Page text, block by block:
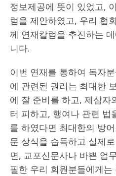
정보제공에 뜻이 있었고,
럼을 제안하였고, 우리 협
께 연재칼럼을 추진하는
니다.
이번 연재를 통하여 독자
에 관련된 권리는 최대한
에 잘 준비를 하고, 제삼자
터 피하고, 행여나 관련 법
를 하였다면 최대한의 방
문 상식을 습득하고 실제
면, 교포신문사나 바쁜 업
필한 우리 회원분들에게